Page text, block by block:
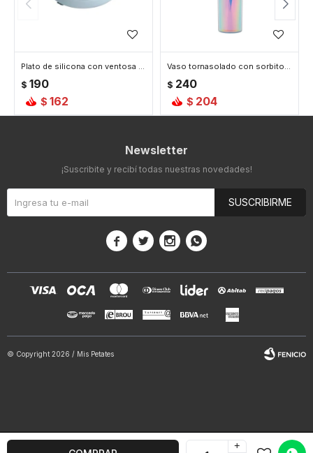
+
Plato de silicona con ventosa - Celeste
$ 190
$ 162
Vaso tornasolado con sorbito - Celeste
$ 240
$ 204
Newsletter
¡Suscribite y recibí todas nuestras novedades!
SUSCRIBIRME
   
© Copyright 2026 / Mis Petates
Fenicio